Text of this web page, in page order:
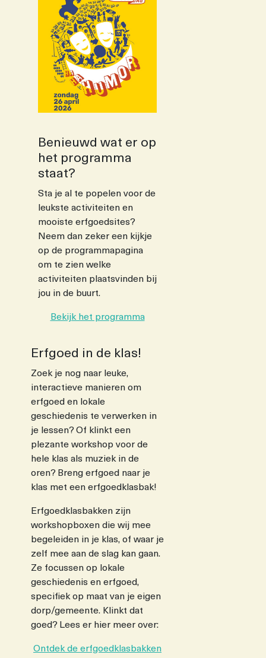
Benieuwd wat er op
het programma
staat?
Sta je al te popelen voor de
leukste activiteiten en
mooiste erfgoedsites?
Neem dan zeker een kijkje
op de programmapagina
om te zien welke
activiteiten plaatsvinden bij
jou in de buurt.
Bekijk het programma
Erfgoed in de klas!
Zoek je nog naar leuke,
interactieve manieren om
erfgoed en lokale
geschiedenis te verwerken in
je lessen? Of klinkt een
plezante workshop voor de
hele klas als muziek in de
oren? Breng erfgoed naar je
klas met een erfgoedklasbak!
Erfgoedklasbakken zijn
workshopboxen die wij mee
begeleiden in je klas, of waar je
zelf mee aan de slag kan gaan.
Ze focussen op lokale
geschiedenis en erfgoed,
specifiek op maat van je eigen
dorp/gemeente. Klinkt dat
goed? Lees er hier meer over:
Ontdek de erfgoedklasbakken